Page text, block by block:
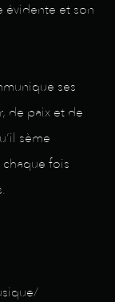
évidente et son
ses
de paix et de
sème
fois